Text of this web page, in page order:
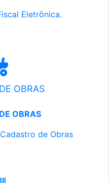
Eletrônica.
OBRAS
OBRAS
de Obras